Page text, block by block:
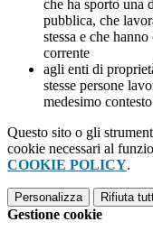
che ha sporto una
pubblica, che
stessa e che
corrente
agli enti di
stesse persone
medesimo
Questo sito o gli
cookie necessari al
COOKIE POLICY.
Personalizza Rifiuta
Gestione cookie